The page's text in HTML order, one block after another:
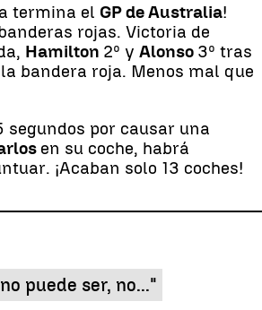
termina el GP de Australia!
rojas. Victoria de
Hamilton 2º y Alonso 3º tras
bandera roja. Menos mal que
por causar una
en su coche, habrá
¡Acaban solo 13 coches!
puede ser, no..."